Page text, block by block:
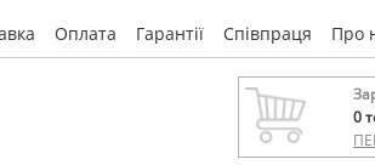
Оплата Гарантії Співпраця Про
0